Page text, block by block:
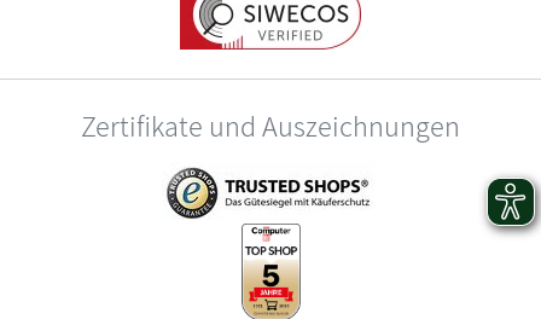
Zertifikate und Auszeichnungen